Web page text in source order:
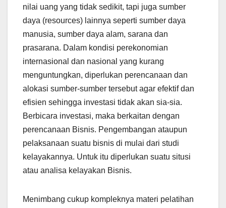
nilai uang yang tidak sedikit, tapi juga sumber
daya (resources) lainnya seperti sumber daya
manusia, sumber daya alam, sarana dan
prasarana. Dalam kondisi perekonomian
internasional dan nasional yang kurang
menguntungkan, diperlukan perencanaan dan
alokasi sumber-sumber tersebut agar efektif dan
efisien sehingga investasi tidak akan sia-sia.
Berbicara investasi, maka berkaitan dengan
perencanaan Bisnis. Pengembangan ataupun
pelaksanaan suatu bisnis di mulai dari studi
kelayakannya. Untuk itu diperlukan suatu situsi
atau analisa kelayakan Bisnis.
Menimbang cukup kompleknya materi pelatihan